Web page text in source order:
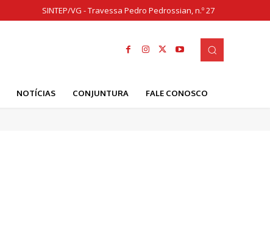
SINTEP/VG - Travessa Pedro Pedrossian, n.º 27
NOTÍCIAS CONJUNTURA FALE CONOSCO